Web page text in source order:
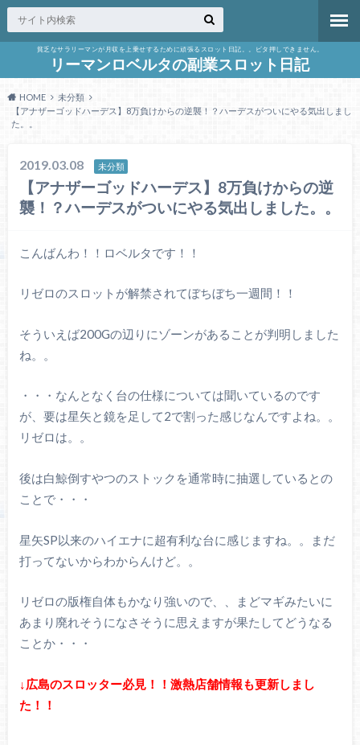
貧乏なサラリーマンが月収を上乗せするために頑張るスロット日記。。ビタ押しできません。
リーマンロベルタの副業スロット日記
HOME
未分類
【アナザーゴッドハーデス】8万負けからの逆襲！？ハーデスがついにやる気出しまし
た。。
2019.03.08 未分類
【アナザーゴッドハーデス】8万負けからの逆
襲！？ハーデスがついにやる気出しました。。
こんばんわ！！ロベルタです！！
リゼロのスロットが解禁されてぼちぼち一週間！！
そういえば200Gの辺りにゾーンがあることが判明しました
ね。。
・・・なんとなく台の仕様については聞いているのです
が、要は星矢と鏡を足して2で割った感じなんですよね。。
リゼロは。。
後は白鯨倒すやつのストックを通常時に抽選しているとの
ことで・・・
星矢SP以来のハイエナに超有利な台に感じますね。。まだ
打ってないからわからんけど。。
リゼロの版権自体もかなり強いので、、まどマギみたいに
あまり廃れそうになさそうに思えますが果たしてどうなる
ことか・・・
↓広島のスロッター必見！！激熱店舗情報も更新しまし
た！！